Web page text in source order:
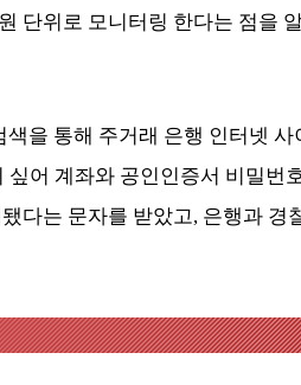
단위로 모니터링 한다는 점을
을 통해 주거래 은행 인터넷
어 계좌와 공인인증서 비밀번
다는 문자를 받았고, 은행과 경